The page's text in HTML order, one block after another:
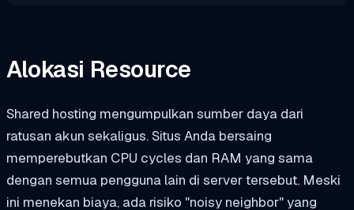
Alokasi Resource
Shared hosting mengumpulkan sumber daya dari
ratusan akun sekaligus. Situs Anda bersaing
memperebutkan CPU cycles dan RAM yang sama
dengan semua pengguna lain di server tersebut. Meski
ini menekan biaya, ada risiko "noisy neighbor" yang